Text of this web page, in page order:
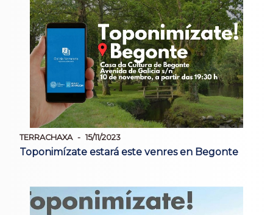
TERRACHAXA 15/11/2023
Toponimízate estará este venres en Begonte